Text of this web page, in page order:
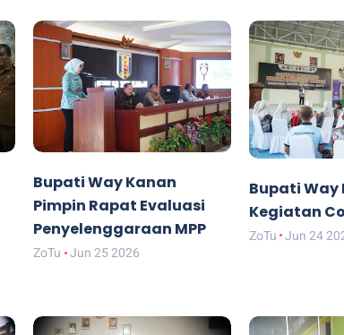
Bupati Way Kanan
Pimpin Rapat Evaluasi
Penyelenggaraan MPP
ZoTu Jun 25 2026
Bupati Way
Kegiatan
ZoTu Jun 24